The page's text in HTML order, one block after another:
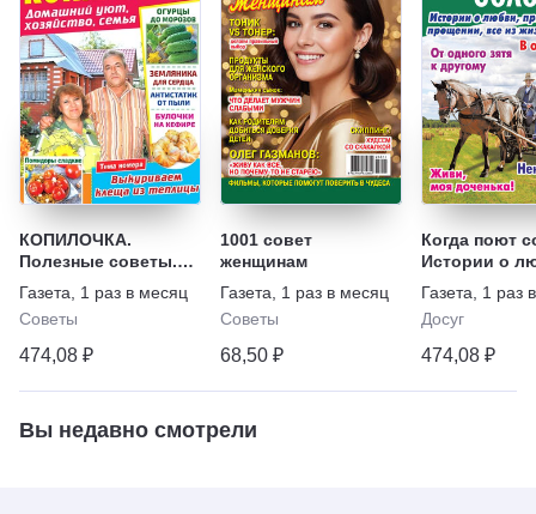
КОПИЛОЧКА.
Полезные советы.
Домашний уют,
хозяйство, семья
Газета
1 раз в месяц
Советы
474,08 ₽
1001 совет
женщинам
Газета
1 раз в месяц
Советы
68,50 ₽
Когда поют
Истории о
прощении,
жизни
Газета
1 раз
Досуг
474,08 ₽
Вы недавно смотрели